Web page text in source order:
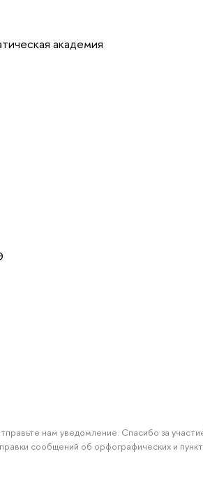
академия
нам уведомление. Спасибо за
сообщений об орфографических и